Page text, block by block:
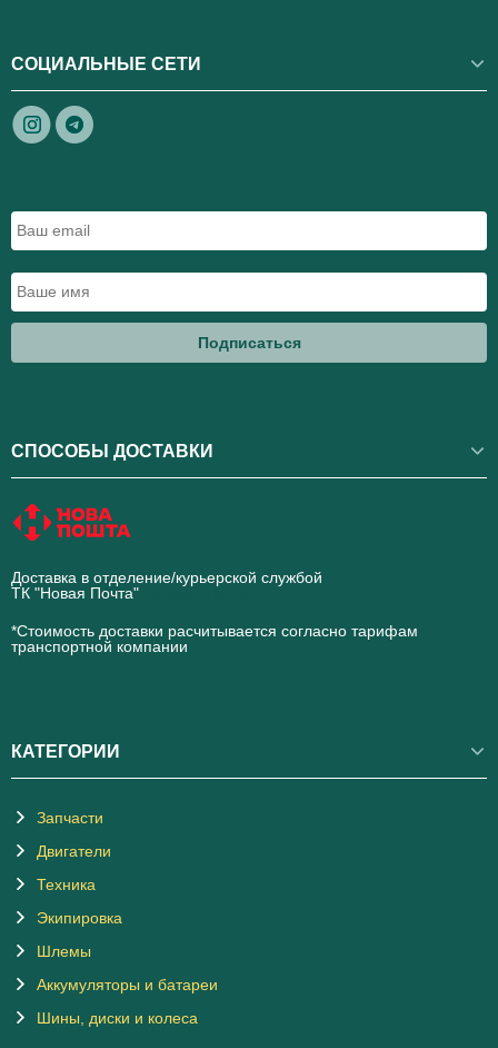
СОЦИАЛЬНЫЕ СЕТИ
Подписаться
СПОСОБЫ ДОСТАВКИ
Доставка в отделение/курьерской службой
ТК "Новая Почта"
*Стоимость доставки расчитывается согласно тарифам
транспортной компании
КАТЕГОРИИ
Запчасти
Двигатели
Техника
Экипировка
Шлемы
Аккумуляторы и батареи
Шины, диски и колеса